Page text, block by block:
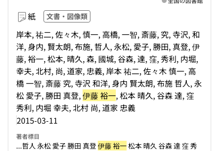
紙 文書・図像類
岸本, 祐二, 佐々木, 慎一, 高橋, 一智, 斎藤, 究, 寺沢, 和
洋, 身内, 賢太朗, 布施, 哲人, 永松, 愛子, 勝田, 真登, 伊
藤, 裕一, 松本, 晴久, 森, 國城, 谷森, 達, 窪, 秀利, 内堀,
幸夫, 北村, 尚, 道家, 忠義, 岸本 祐二, 佐々木 慎一, 高
橋 一智, 斎藤 究, 寺沢 和洋, 身内 賢太朗, 布施 哲人, 永
松 愛子, 勝田 真登,伊藤 裕一, 松本 晴久, 谷森 達, 窪
秀利, 内堀 幸夫, 北村 尚, 道家 忠義
2015-03-11
著者標目
...哲人 永松 愛子 勝田 真登伊藤 裕一松本 晴久 谷森 達 窪 秀